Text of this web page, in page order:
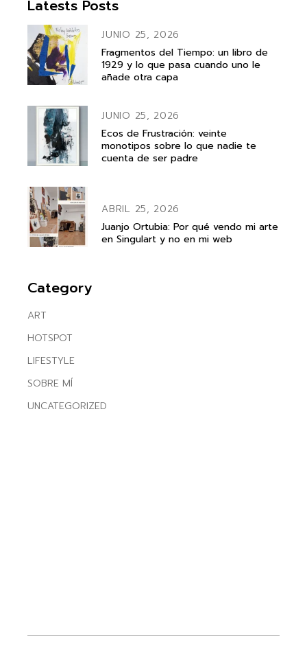
Latests Posts
JUNIO 25, 2026
Fragmentos del Tiempo: un libro de
1929 y lo que pasa cuando uno le
añade otra capa
JUNIO 25, 2026
Ecos de Frustración: veinte
monotipos sobre lo que nadie te
cuenta de ser padre
ABRIL 25, 2026
Juanjo Ortubia: Por qué vendo mi arte
en Singulart y no en mi web
Category
ART
HOTSPOT
LIFESTYLE
SOBRE MÍ
UNCATEGORIZED